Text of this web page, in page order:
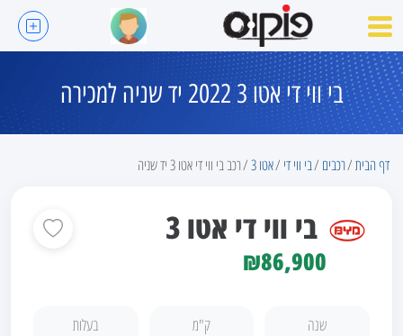
בי ווי די אטו 3 2022 יד שניה למכירה
דף הבית רכבים בי ווי די אטו 3 רכב בי ווי די אטו 3 יד שניה
בי ווי די אטו 3
₪86,900
שנה ק"מ בעלות